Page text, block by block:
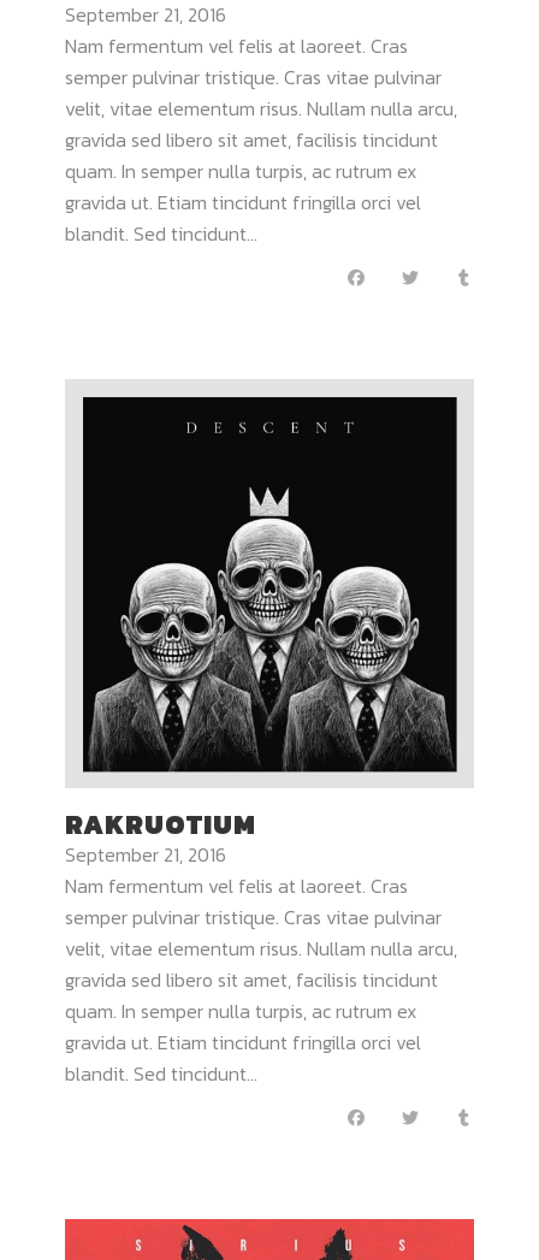
September 21, 2016
Nam fermentum vel felis at laoreet. Cras
semper pulvinar tristique. Cras vitae pulvinar
velit, vitae elementum risus. Nullam nulla arcu,
gravida sed libero sit amet, facilisis tincidunt
quam. In semper nulla turpis, ac rutrum ex
gravida ut. Etiam tincidunt fringilla orci vel
blandit. Sed tincidunt...
RAKRUOTIUM
September 21, 2016
Nam fermentum vel felis at laoreet. Cras
semper pulvinar tristique. Cras vitae pulvinar
velit, vitae elementum risus. Nullam nulla arcu,
gravida sed libero sit amet, facilisis tincidunt
quam. In semper nulla turpis, ac rutrum ex
gravida ut. Etiam tincidunt fringilla orci vel
blandit. Sed tincidunt...